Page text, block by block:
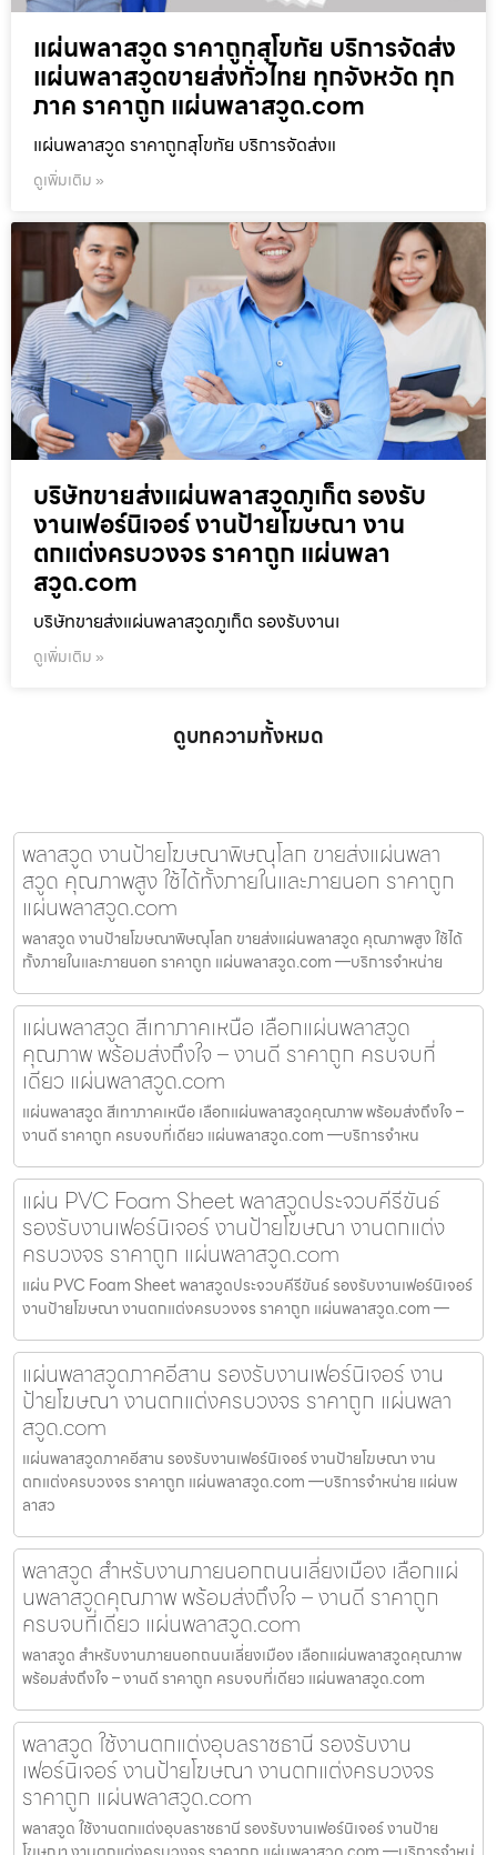
แผ่นพลาสวูด ราคาถูกสุโขทัย บริการจัดส่ง
แผ่นพลาสวูดขายส่งทั่วไทย ทุกจังหวัด ทุก
ภาค ราคาถูก แผ่นพลาสวูด.com
แผ่นพลาสวูด ราคาถูกสุโขทัย บริการจัดส่งแ
ดูเพิ่มเติม »
บริษัทขายส่งแผ่นพลาสวูดภูเก็ต รองรับ
งานเฟอร์นิเจอร์ งานป้ายโฆษณา งาน
ตกแต่งครบวงจร ราคาถูก แผ่นพลา
สวูด.com
บริษัทขายส่งแผ่นพลาสวูดภูเก็ต รองรับงานเ
ดูเพิ่มเติม »
ดูบทความทั้งหมด
พลาสวูด งานป้ายโฆษณาพิษณุโลก ขายส่งแผ่นพลา
สวูด คุณภาพสูง ใช้ได้ทั้งภายในและภายนอก ราคาถูก
แผ่นพลาสวูด.com
พลาสวูด งานป้ายโฆษณาพิษณุโลก ขายส่งแผ่นพลาสวูด คุณภาพสูง ใช้ได้
ทั้งภายในและภายนอก ราคาถูก แผ่นพลาสวูด.com —บริการจำหน่าย
แผ่นพลาสวูด สีเทาภาคเหนือ เลือกแผ่นพลาสวูด
คุณภาพ พร้อมส่งถึงใจ – งานดี ราคาถูก ครบจบที่
เดียว แผ่นพลาสวูด.com
แผ่นพลาสวูด สีเทาภาคเหนือ เลือกแผ่นพลาสวูดคุณภาพ พร้อมส่งถึงใจ –
งานดี ราคาถูก ครบจบที่เดียว แผ่นพลาสวูด.com —บริการจำหน
แผ่น PVC Foam Sheet พลาสวูดประจวบคีรีขันธ์
รองรับงานเฟอร์นิเจอร์ งานป้ายโฆษณา งานตกแต่ง
ครบวงจร ราคาถูก แผ่นพลาสวูด.com
แผ่น PVC Foam Sheet พลาสวูดประจวบคีรีขันธ์ รองรับงานเฟอร์นิเจอร์
งานป้ายโฆษณา งานตกแต่งครบวงจร ราคาถูก แผ่นพลาสวูด.com —
แผ่นพลาสวูดภาคอีสาน รองรับงานเฟอร์นิเจอร์ งาน
ป้ายโฆษณา งานตกแต่งครบวงจร ราคาถูก แผ่นพลา
สวูด.com
แผ่นพลาสวูดภาคอีสาน รองรับงานเฟอร์นิเจอร์ งานป้ายโฆษณา งาน
ตกแต่งครบวงจร ราคาถูก แผ่นพลาสวูด.com —บริการจำหน่าย แผ่นพ
ลาสว
พลาสวูด สำหรับงานภายนอกถนนเลี่ยงเมือง เลือกแผ่
นพลาสวูดคุณภาพ พร้อมส่งถึงใจ – งานดี ราคาถูก
ครบจบที่เดียว แผ่นพลาสวูด.com
พลาสวูด สำหรับงานภายนอกถนนเลี่ยงเมือง เลือกแผ่นพลาสวูดคุณภาพ
พร้อมส่งถึงใจ – งานดี ราคาถูก ครบจบที่เดียว แผ่นพลาสวูด.com
พลาสวูด ใช้งานตกแต่งอุบลราชธานี รองรับงาน
เฟอร์นิเจอร์ งานป้ายโฆษณา งานตกแต่งครบวงจร
ราคาถูก แผ่นพลาสวูด.com
พลาสวูด ใช้งานตกแต่งอุบลราชธานี รองรับงานเฟอร์นิเจอร์ งานป้าย